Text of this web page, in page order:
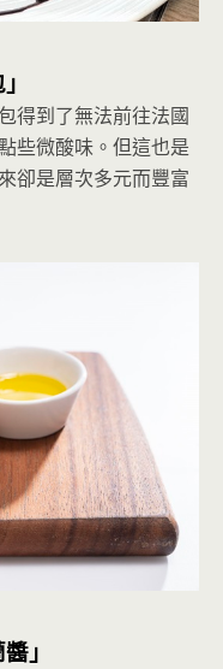
得到了無法前往法國
些微酸味。但這也是
卻是層次多元而豐富
」